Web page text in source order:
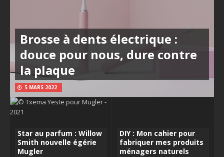
Brosse à dents électrique :
douce pour nous, dure contre
la plaque
5 MARS 2022
Star au parfum : Willow
Smith nouvelle égérie
Mugler
DIY : Mon cahier pour
fabriquer mes produits
ménagers naturels